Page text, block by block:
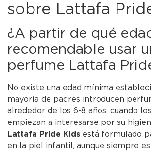
sobre Lattafa
¿A partir de qué
recomendable usar
perfume Lattafa
No existe una edad mínima
mayoría de padres introducen
alrededor de los 6-8 años, cuando
empiezan a interesarse por su
Lattafa Pride Kids está formulado
en la piel infantil, aunque siempre